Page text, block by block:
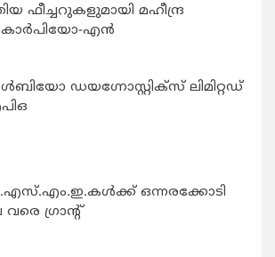
ഫീച്ചറുകളുമായി മഹീന്ദ്ര
എൻ
ഡയഗ്നോസ്റ്റിക്സ് ലിമിറ്റഡ്
ഒന്നരക്കോടി
ഗ്രാന്റ്